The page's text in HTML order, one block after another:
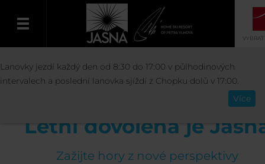
Čeština
VYBRAT
AKTIVITY LÉTO LETNÍ DOVOLENÁ NA
Letní dovolená je
Zažijte hory z nové perspektivy
Lanovky jezdí každý den od 8:30 do 17:00 v půlhodinových
intervalech a poslední lanovka sjíždí z Chopku dolů v 17:00.
Více